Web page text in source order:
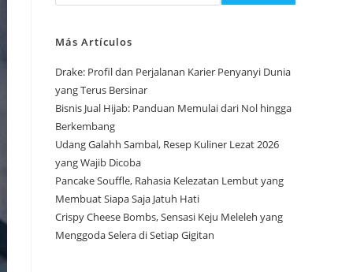
Más Artículos
Drake: Profil dan Perjalanan Karier Penyanyi Dunia
yang Terus Bersinar
Bisnis Jual Hijab: Panduan Memulai dari Nol hingga
Berkembang
Udang Galahh Sambal, Resep Kuliner Lezat 2026
yang Wajib Dicoba
Pancake Souffle, Rahasia Kelezatan Lembut yang
Membuat Siapa Saja Jatuh Hati
Crispy Cheese Bombs, Sensasi Keju Meleleh yang
Menggoda Selera di Setiap Gigitan